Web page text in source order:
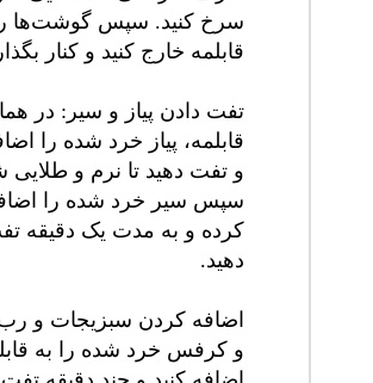
سرخ کنید. سپس گوشت‌ها
قابلمه خارج کنید و کنار
تفت دادن پیاز و سیر: در
قابلمه، پیاز خرد شده را
و تفت دهید تا نرم و طلایی
سپس سیر خرد شده را
کرده و به مدت یک دقیقه
دهید.
اضافه کردن سبزیجات و
و کرفس خرد شده را به